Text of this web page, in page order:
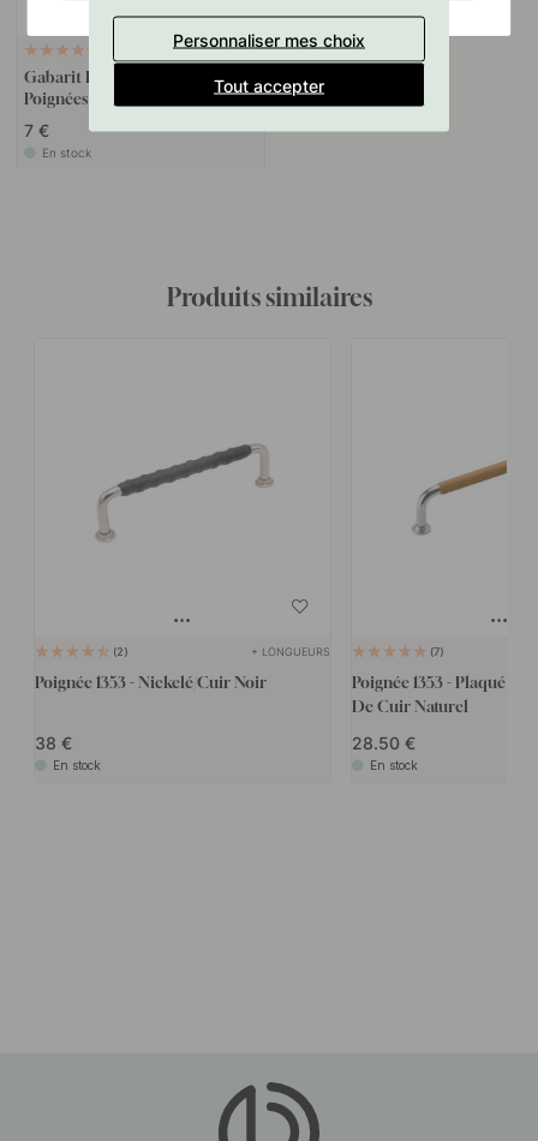
Gabarit De Perçage Pour
Poignées Et Boutons
7 €
En stock
Produits similaires
2 + LONGUEURS
Poignée 1353 - Nickelé/Cuir Noir
38
En stock
7
Poignée 1353 - Plaqué
De Cuir Naturel
28.50
En stock
Personnaliser mes choix
Tout accepter